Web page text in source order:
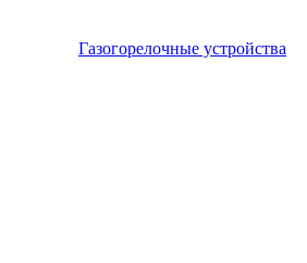
Газогорелочные устройства